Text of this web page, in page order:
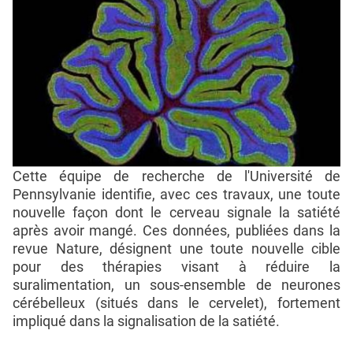
Cette équipe de recherche de l'Université de
Pennsylvanie identifie, avec ces travaux, une toute
nouvelle façon dont le cerveau signale la satiété
après avoir mangé. Ces données, publiées dans la
revue Nature, désignent une toute nouvelle cible
pour des thérapies visant à réduire la
suralimentation, un sous-ensemble de neurones
cérébelleux (situés dans le cervelet), fortement
impliqué dans la signalisation de la satiété.